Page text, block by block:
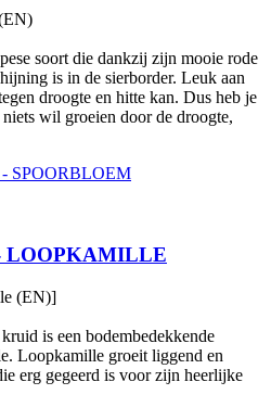
soort die dankzij zijn mooie rode
is in de sierborder. Leuk aan
droogte en hitte kan. Dus heb je
wil groeien door de droogte,
- SPOORBLOEM
LOOPKAMILLE
(EN)]
is een bodembedekkende
Loopkamille groeit liggend en
erg gegeerd is voor zijn heerlijke